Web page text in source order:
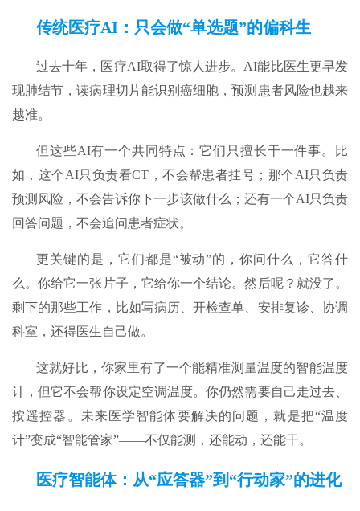
传统医疗AI：只会做“单选题”的偏科生
过去十年，医疗AI取得了惊人进步。AI能比医生更早发
现肺结节，读病理切片能识别癌细胞，预测患者风险也越来
越准。
但这些AI有一个共同特点：它们只擅长干一件事。比
如，这个AI只负责看CT，不会帮患者挂号；那个AI只负责
预测风险，不会告诉你下一步该做什么；还有一个AI只负责
回答问题，不会追问患者症状。
更关键的是，它们都是“被动”的，你问什么，它答什
么。你给它一张片子，它给你一个结论。然后呢？就没了。
剩下的那些工作，比如写病历、开检查单、安排复诊、协调
科室，还得医生自己做。
这就好比，你家里有了一个能精准测量温度的智能温度
计，但它不会帮你设定空调温度。你仍然需要自己走过去、
按遥控器。未来医学智能体要解决的问题，就是把“温度
计”变成“智能管家”——不仅能测，还能动，还能干。
医疗智能体：从“应答器”到“行动家”的进化